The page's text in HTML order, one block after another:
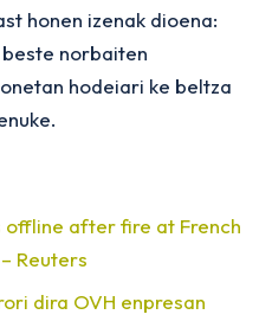
honen izenak dioena:
norbaiten
hodeiari ke beltza
offline after fire at French
Reuters
dira OVH enpresan